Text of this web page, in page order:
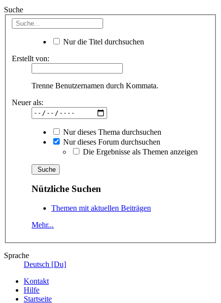
Suche
Nur die Titel durchsuchen
Erstellt von:
Trenne Benutzernamen durch Kommata.
Neuer als:
Nur dieses Thema durchsuchen
Nur dieses Forum durchsuchen
Die Ergebnisse als Themen anzeigen
Nützliche Suchen
Themen mit aktuellen Beiträgen
Mehr...
Sprache
Deutsch [Du]
Kontakt
Hilfe
Startseite